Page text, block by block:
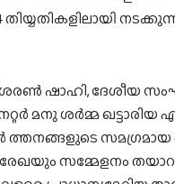
തിയ്യതികളിലായി
ഷാഹി, ദേശീയ
മനു ശര്‍മ്മ
ത്തനങ്ങളുടെ
സമ്മേളനം